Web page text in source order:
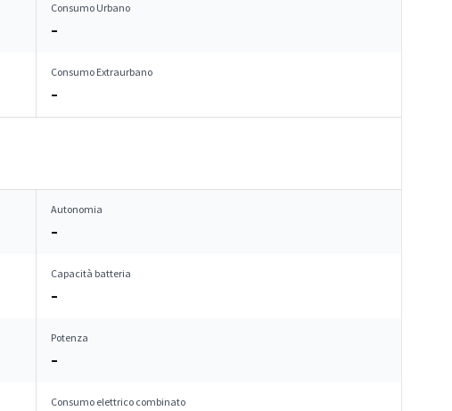
Consumo Urbano
–
Consumo Extraurbano
–
Autonomia
–
Capacità batteria
–
Potenza
–
Consumo elettrico combinato